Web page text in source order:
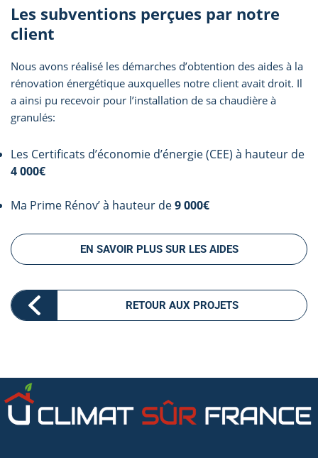
Les subventions perçues par notre
client
Nous avons réalisé les démarches d’obtention des aides à la
rénovation énergétique auxquelles notre client avait droit. Il
a ainsi pu recevoir pour l’installation de sa chaudière à
granulés:
Les Certificats d’économie d’énergie (CEE) à hauteur de
4 000€
Ma Prime Rénov’ à hauteur de9 000€
EN SAVOIR PLUS SUR LES AIDES
RETOUR AUX PROJETS